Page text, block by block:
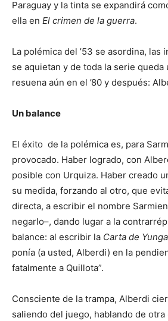
Paraguay y la tinta se expandirá
ella en El crimen de la guerra.
La polémica del ’53 se asordina, las
se aquietan y de toda la serie queda
resuena aún en el ’80 y después:
Un balance
El éxito de la polémica es, para
provocado. Haber logrado, con
posible con Urquiza. Haber creado
su medida, forzando al otro, que
directa, a escribir el nombre
negarlo–, dando lugar a la
balance: al escribir la Carta de
ponía (a usted, Alberdi) en la
fatalmente a Quillota”.
Consciente de la trampa, Alberdi
saliendo del juego, hablando de